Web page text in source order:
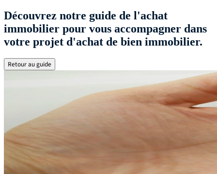
Découvrez notre guide de l'achat
immobilier pour vous accompagner dans
votre projet d'achat de bien immobilier.
Retour au guide